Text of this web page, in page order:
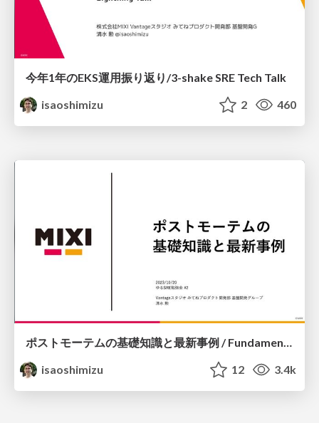
今年1年のEKS運用振り返り/3-shake SRE Tech Talk
isaoshimizu
2 460
ポストモーテムの基礎知識と最新事例 / Fundamentals of Postmortem
isaoshimizu
12 3.4k